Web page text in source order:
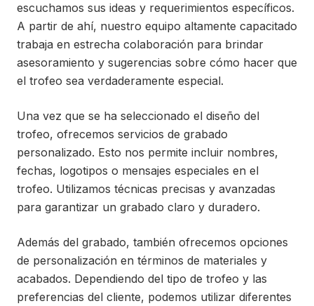
escuchamos sus ideas y requerimientos específicos.
A partir de ahí, nuestro equipo altamente capacitado
trabaja en estrecha colaboración para brindar
asesoramiento y sugerencias sobre cómo hacer que
el trofeo sea verdaderamente especial.
Una vez que se ha seleccionado el diseño del
trofeo, ofrecemos servicios de grabado
personalizado. Esto nos permite incluir nombres,
fechas, logotipos o mensajes especiales en el
trofeo. Utilizamos técnicas precisas y avanzadas
para garantizar un grabado claro y duradero.
Además del grabado, también ofrecemos opciones
de personalización en términos de materiales y
acabados. Dependiendo del tipo de trofeo y las
preferencias del cliente, podemos utilizar diferentes